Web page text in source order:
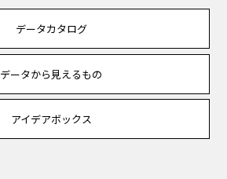
データカタログ
データから見えるもの
アイデアボックス